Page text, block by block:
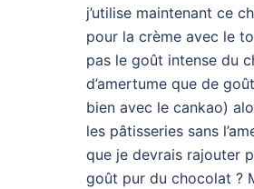
j’utilise maintenant ce
pour la crème avec le
pas le goût intense du
d’amertume que de
bien avec le cankao)
les pâtisseries sans
que je devrais rajouter
goût pur du chocolat ?